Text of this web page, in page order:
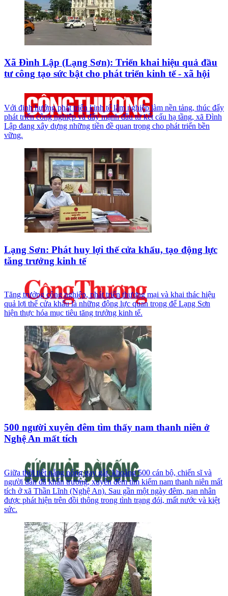
Xã Đình Lập (Lạng Sơn): Triển khai hiệu quả đầu
tư công tạo sức bật cho phát triển kinh tế - xã hội
Với định hướng phát triển kinh tế lâm nghiệp làm nền tảng, thúc đẩy
phát triển công nghiệp và đẩy mạnh đầu tư kết cấu hạ tầng, xã Đình
Lập đang xây dựng những tiền đề quan trọng cho phát triển bền
vững.
Lạng Sơn: Phát huy lợi thế cửa khẩu, tạo động lực
tăng trưởng kinh tế
Tăng trưởng công nghiệp, phát triển thương mại và khai thác hiệu
quả lợi thế cửa khẩu là những động lực quan trọng để Lạng Sơn
hiện thực hóa mục tiêu tăng trưởng kinh tế.
500 người xuyên đêm tìm thấy nam thanh niên ở
Nghệ An mất tích
Giữa thời tiết nắng nóng gay gắt, khoảng 500 cán bộ, chiến sĩ và
người dân đã khẩn trương, xuyên đêm tìm kiếm nam thanh niên mất
tích ở xã Thần Lĩnh (Nghệ An). Sau gần một ngày đêm, nạn nhân
được phát hiện trên đồi thông trong tình trạng đói, mất nước và kiệt
sức.